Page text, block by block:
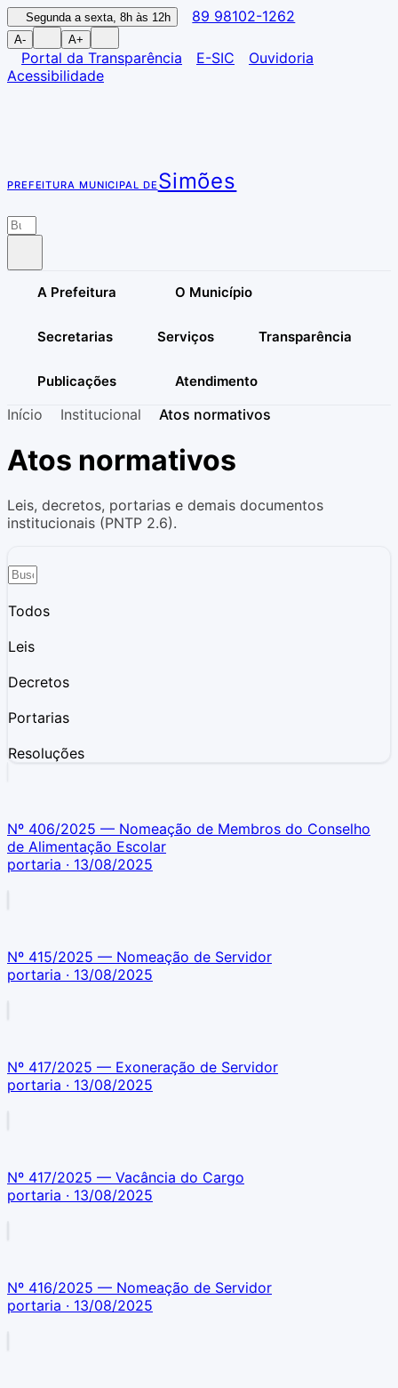
Segunda a sexta, 8h às 12h 89 98102-1262
A- A+
Portal da Transparência E-SIC
Ouvidoria
Acessibilidade
PREFEITURA MUNICIPAL DE Simões
A Prefeitura O Município
Secretarias Serviços Transparência
Publicações Atendimento
Início Institucional Atos normativos
Atos normativos
Leis, decretos, portarias e demais documentos
institucionais (PNTP 2.6).
Todos
Leis
Decretos
Portarias
Resoluções
Nº 406/2025 — Nomeação de Membros do Conselho
de Alimentação Escolar
portaria · 13/08/2025
Nº 415/2025 — Nomeação de Servidor
portaria · 13/08/2025
Nº 417/2025 — Exoneração de Servidor
portaria · 13/08/2025
Nº 417/2025 — Vacância do Cargo
portaria · 13/08/2025
Nº 416/2025 — Nomeação de Servidor
portaria · 13/08/2025